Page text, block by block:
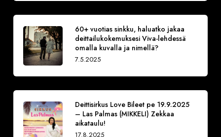
60+ vuotias sinkku, haluatko jakaa
deittailukokemuksesi Viva-lehdessä
omalla kuvalla ja nimellä?
7.5.2025
Deittisirkus Love Bileet pe 19.9.2025
– Las Palmas (MIKKELI) Zekkaa
aikataulu!
17.8.2025